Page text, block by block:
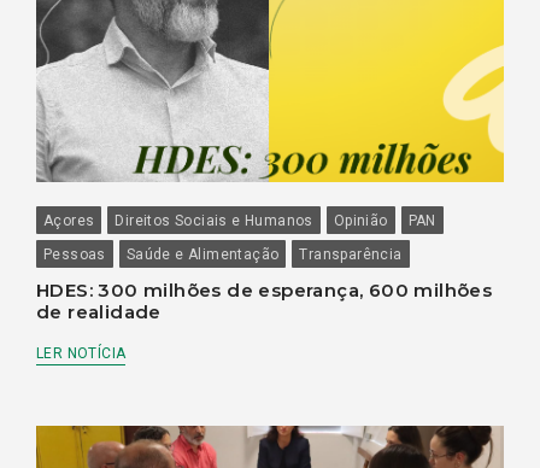
Açores Direitos Sociais e Humanos Opinião
PAN
Pessoas
Saúde e Alimentação Transparência
HDES: 300 milhões de esperança, 600 milhões
de realidade
LER NOTÍCIA